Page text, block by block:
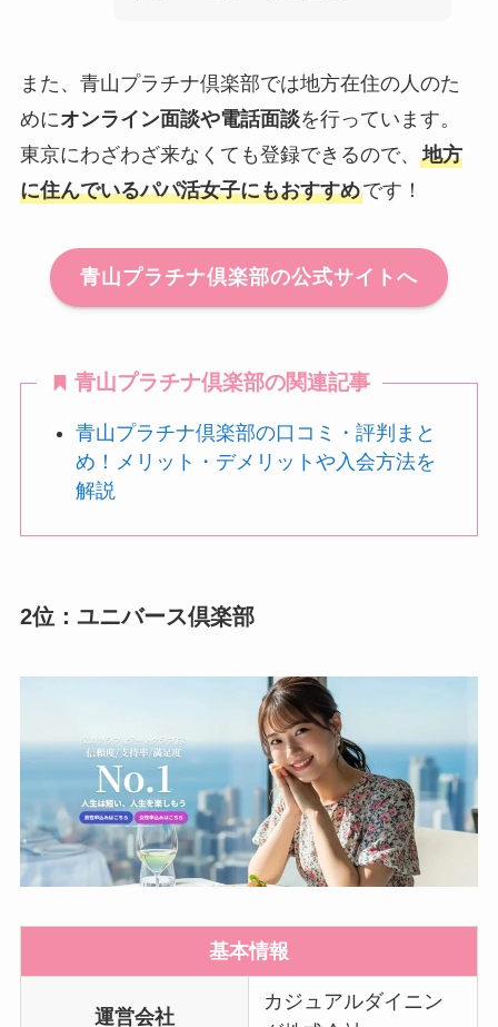
また、青山プラチナ倶楽部では地方在住の人のた
めにオンライン面談や電話面談を行っています。
東京にわざわざ来なくても登録できるので、 地方
に住んでいるパパ活女子にもおすすめです！
青山プラチナ倶楽部の公式サイトへ
青山プラチナ倶楽部の関連記事
青山プラチナ倶楽部の口コミ・評判まと
め！メリット・デメリットや入会方法を
解説
2位：ユニバース倶楽部
基本情報
運営会社
カジュアルダイニン